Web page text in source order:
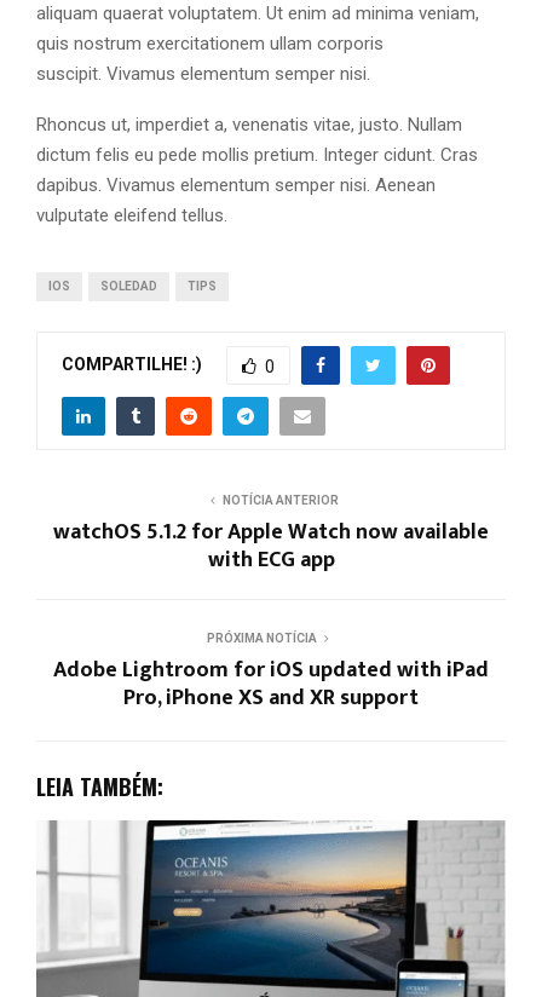
aliquam quaerat voluptatem. Ut enim ad minima veniam,
quis nostrum exercitationem ullam corporis
suscipit. Vivamus elementum semper nisi.
Rhoncus ut, imperdiet a, venenatis vitae, justo. Nullam
dictum felis eu pede mollis pretium. Integer cidunt. Cras
dapibus. Vivamus elementum semper nisi. Aenean
vulputate eleifend tellus.
IOS SOLEDAD TIPS
COMPARTILHE! :) 0
NOTÍCIA ANTERIOR
watchOS 5.1.2 for Apple Watch now available
with ECG app
PRÓXIMA NOTÍCIA
Adobe Lightroom for iOS updated with iPad
Pro, iPhone XS and XR support
LEIA TAMBÉM: